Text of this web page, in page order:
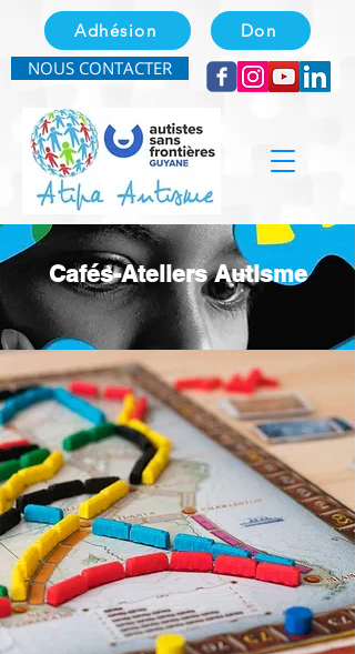
Adhésion Don
NOUS CONTACTER
Cafés-Ateliers Autisme